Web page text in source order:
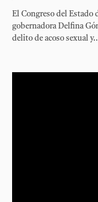
El Congreso del Estado
gobernadora Delfina
delito de acoso sexual